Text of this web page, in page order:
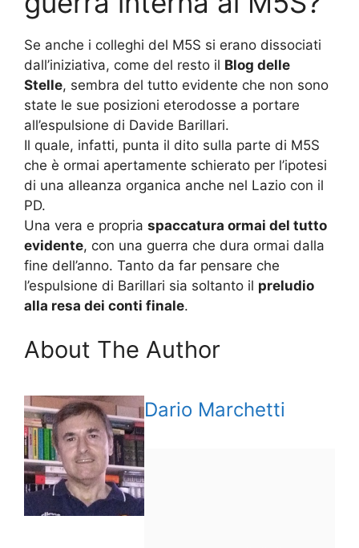
Se anche i colleghi del M5S si erano dissociati
dall’iniziativa, come del resto il Blog delle
Stelle, sembra del tutto evidente che non sono
state le sue posizioni eterodosse a portare
all’espulsione di Davide Barillari.
Il quale, infatti, punta il dito sulla parte di M5S
che è ormai apertamente schierato per l’ipotesi
di una alleanza organica anche nel Lazio con il
PD.
Una vera e propria spaccatura ormai del tutto
evidente, con una guerra che dura ormai dalla
fine dell’anno. Tanto da far pensare che
l’espulsione di Barillari sia soltanto il preludio
alla resa dei conti finale.
About The Author
Dario Marchetti